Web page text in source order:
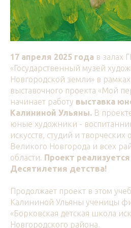
17 апреля 2025 года в залах
«Государственный музей
Новгородской земли» в рамках
выставочного проекта «Мой
начинает работу выставка
Калининой Ульяны. В
юные художники -
искусств, студий и
Великого Новгорода и всех
области. Проект
Десятилетия детства!
Продолжает проект в этом
Калининой Ульяны ученицы
«Борковская детская школа
Новгородского района.